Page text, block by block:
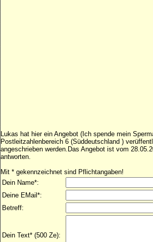
Lukas hat hier ein Angebot (Ich spende mein
Postleitzahlenbereich 6 (Süddeutschland )
angeschrieben werden.Das Angebot ist vom
antworten.
Mit * gekennzeichnet sind Pflichtangaben!
Dein Name*:
Deine EMail*:
Betreff:
Dein Text* (500 Ze):